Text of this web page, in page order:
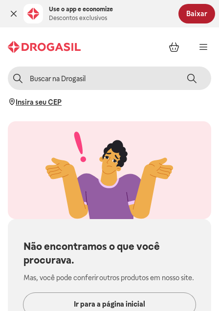
Use o app e economize
Descontos exclusivos
Baixar
Insira seu CEP
Não encontramos o que você
procurava.
Mas, você pode conferir outros produtos em nosso site.
Ir para a página inicial